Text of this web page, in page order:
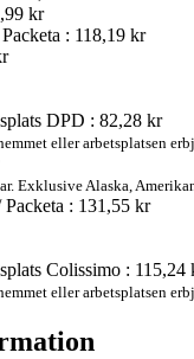
kr
: 118,19 kr
DPD : 82,28 kr
eller arbetsplatsen
Exklusive Alaska,
: 131,55 kr
Colissimo : 115,24
eller arbetsplatsen